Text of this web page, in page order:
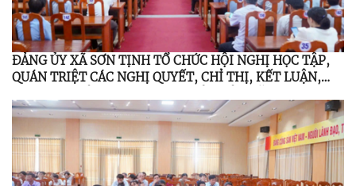
ĐẢNG ỦY XÃ SƠN TỊNH TỔ CHỨC HỘI NGHỊ HỌC TẬP,
QUÁN TRIỆT CÁC NGHỊ QUYẾT, CHỈ THỊ, KẾT LUẬN,